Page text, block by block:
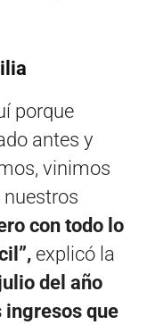
porque
antes y
vinimos
nuestros
con todo lo
explicó la
del año
ingresos que